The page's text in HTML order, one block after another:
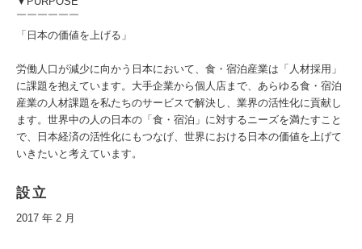
￣￣￣￣￣￣
「日本の価値を上げる」
労働人口が減少に向かう日本において、食・宿泊産業は「人材採用」
に課題を抱えています。大手企業から個人店まで、あらゆる食・宿泊
産業の人材課題を私たちのサービスで解決し、業界の活性化に貢献し
ます。世界中の人の日本の「食・宿泊」に対するニーズを満たすこと
で、日本経済の活性化にもつなげ、世界における日本の価値を上げて
いきたいと考えています。
設立
2017 年 2 月